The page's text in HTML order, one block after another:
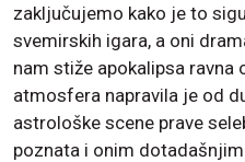
zaključujemo kako je to
svemirskih igara, a oni
nam stiže apokalipsa ravna
atmosfera napravila je od
astrološke scene prave
poznata i onim